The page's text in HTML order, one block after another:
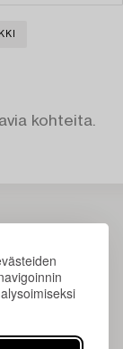
kohteita.